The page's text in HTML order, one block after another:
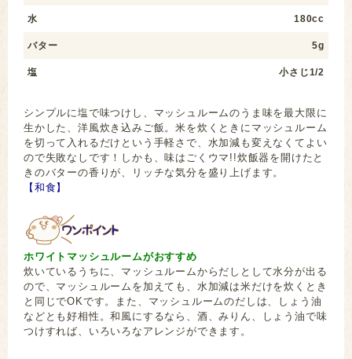
水 180cc
バター 5g
塩 小さじ1/2
シンプルに塩で味つけし、マッシュルームのうま味を最大限に
生かした、洋風炊き込みご飯。米を炊くときにマッシュルーム
を切って入れるだけという手軽さで、水加減も変えなくてよい
ので失敗なしです！しかも、味はごくウマ!!炊飯器を開けたと
きのバターの香りが、リッチな気分を盛り上げます。
【和食】
ホワイトマッシュルームがおすすめ
炊いているうちに、マッシュルームからだしとして水分が出る
ので、マッシュルームを加えても、水加減は米だけを炊くとき
と同じでOKです。また、マッシュルームのだしは、しょう油
などとも好相性。和風にするなら、酒、みりん、しょう油で味
つけすれば、いろいろなアレンジができます。